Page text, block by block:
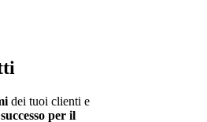
dei tuoi clienti e
successo per il